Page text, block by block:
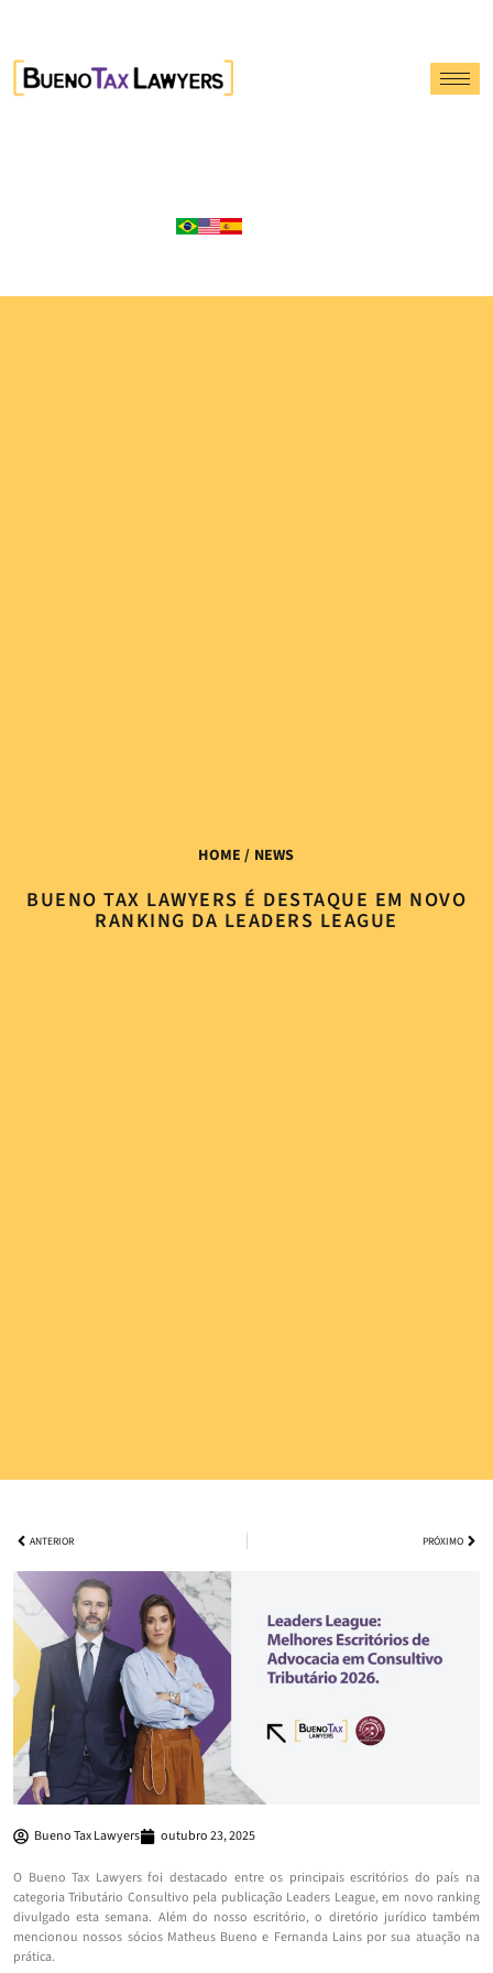
HOME / NEWS
BUENO TAX LAWYERS É DESTAQUE EM NOVO
RANKING DA LEADERS LEAGUE
ANTERIOR PRÓXIMO
Bueno Tax Lawyers outubro 23, 2025
O Bueno Tax Lawyers foi destacado entre os principais escritórios do país na
categoria Tributário Consultivo pela publicação Leaders League, em novo ranking
divulgado esta semana. Além do nosso escritório, o diretório jurídico também
mencionou nossos sócios Matheus Bueno e Fernanda Lains por sua atuação na
prática.